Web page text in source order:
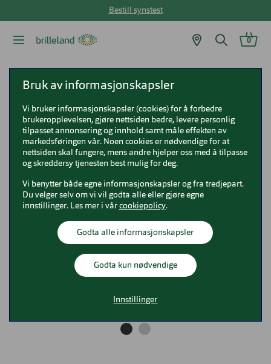
Bestill synstest
0
Ray-Ban RB3016 Clubmaster
Ray-Ban RB3016 Clubmaster
0RB3016
Bruk av informasjonskapsler
Vi bruker informasjonskapsler (cookies) for å forbedre
brukeropplevelsen, gjøre nettsiden bedre, levere personlig
tilpasset annonsering og innhold samt måle effekten av
markedsføringen vår. Noen cookies er nødvendige for at
nettsiden skal fungere, mens andre hjelper oss med å tilpasse
og skreddersy tjenesten best mulig for deg.
Vi benytter både egne informasjonskapsler og fra tredjepart.
Du velger selv om vi vil godta alle eller gjøre egne
innstillinger. Les mer i vår cookiepolicy.
Godta alle informasjonskapsler
Godta kun nødvendige
Innstillinger